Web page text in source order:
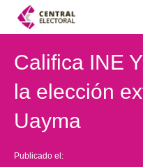
Califica INE
la elección
Uayma
Publicado el: